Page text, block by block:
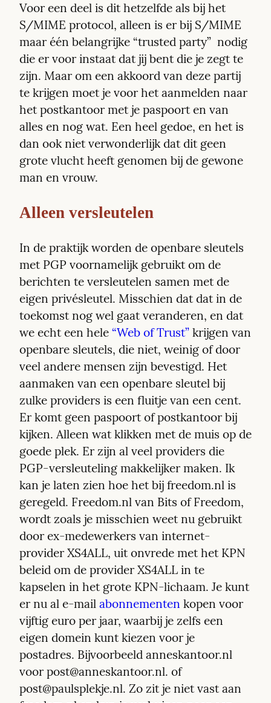
Voor een deel is dit hetzelfde als bij het
S/MIME protocol, alleen is er bij S/MIME
maar één belangrijke “trusted party”  nodig
die er voor instaat dat jij bent die je zegt te
zijn. Maar om een akkoord van deze partij
te krijgen moet je voor het aanmelden naar
het postkantoor met je paspoort en van
alles en nog wat. Een heel gedoe, en het is
dan ook niet verwonderlijk dat dit geen
grote vlucht heeft genomen bij de gewone
man en vrouw.
Alleen versleutelen
In de praktijk worden de openbare sleutels
met PGP voornamelijk gebruikt om de
berichten te versleutelen samen met de
eigen privésleutel. Misschien dat dat in de
toekomst nog wel gaat veranderen, en dat
we echt een hele “Web of Trust” krijgen van
openbare sleutels, die niet, weinig of door
veel andere mensen zijn bevestigd. Het
aanmaken van een openbare sleutel bij
zulke providers is een fluitje van een cent.
Er komt geen paspoort of postkantoor bij
kijken. Alleen wat klikken met de muis op de
goede plek. Er zijn al veel providers die
PGP-versleuteling makkelijker maken. Ik
kan je laten zien hoe het bij freedom.nl is
geregeld. Freedom.nl van Bits of Freedom,
wordt zoals je misschien weet nu gebruikt
door ex-medewerkers van internet-
provider XS4ALL, uit onvrede met het KPN
beleid om de provider XS4ALL in te
kapselen in het grote KPN-lichaam. Je kunt
er nu al e-mail abonnementen kopen voor
vijftig euro per jaar, waarbij je zelfs een
eigen domein kunt kiezen voor je
postadres. Bijvoorbeeld anneskantoor.nl
voor post@anneskantoor.nl. of
post@paulsplekje.nl. Zo zit je niet vast aan